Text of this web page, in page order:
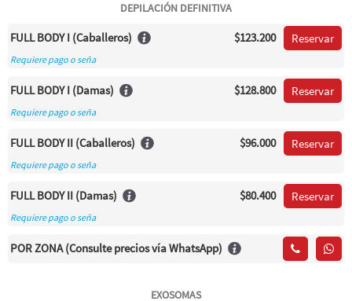
DEPILACIÓN DEFINITIVA
FULL BODY I (Caballeros) $123.200 Reservar
Requiere pago o seña
FULL BODY I (Damas) $128.800 Reservar
Requiere pago o seña
FULL BODY II (Caballeros) $96.000 Reservar
Requiere pago o seña
FULL BODY II (Damas) $80.400 Reservar
Requiere pago o seña
POR ZONA (Consulte precios vía WhatsApp)
EXOSOMAS